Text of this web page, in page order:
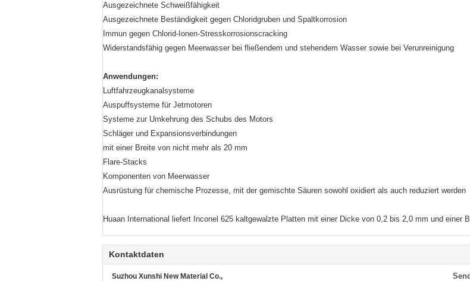
Ausgezeichnete Schweißfähigkeit
Ausgezeichnete Beständigkeit gegen Chloridgruben und Spaltkorrosion
Immun gegen Chlorid-Ionen-Stresskorrosionscracking
Widerstandsfähig gegen Meerwasser bei fließendem und stehendem Wasser sowie bei Verunreinigung
Anwendungen:
Luftfahrzeugkanalsysteme
Auspuffsysteme für Jetmotoren
Systeme zur Umkehrung des Schubs des Motors
Schläger und Expansionsverbindungen
mit einer Breite von nicht mehr als 20 mm
Flare-Stacks
Komponenten von Meerwasser
Ausrüstung für chemische Prozesse, mit der gemischte Säuren sowohl oxidiert als auch reduziert werden
Huaan International liefert Inconel 625 kaltgewalzte Platten mit einer Dicke von 0,2 bis 2,0 mm und einer
Kontaktdaten
Suzhou Xunshi New Material Co.,